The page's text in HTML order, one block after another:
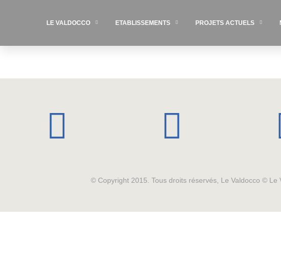
LE VALDOCCO ETABLISSEMENTS PROJETS ACTUELS
© Copyright 2015. Tous droits réservés, Le Valdocco © Le